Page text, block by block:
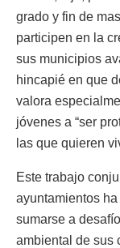
grado y fin de
participen en la
sus municipios
hincapié en que
valora
jóvenes a “ser
las que quieren
Este trabajo
ayuntamientos
sumarse a
ambiental de sus